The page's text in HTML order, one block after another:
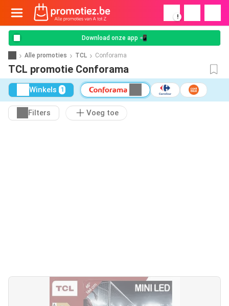
!
Download onze app 📲
Alle promoties TCL Conforama
TCL promotie Conforama
Winkels 1
Filters Voeg toe